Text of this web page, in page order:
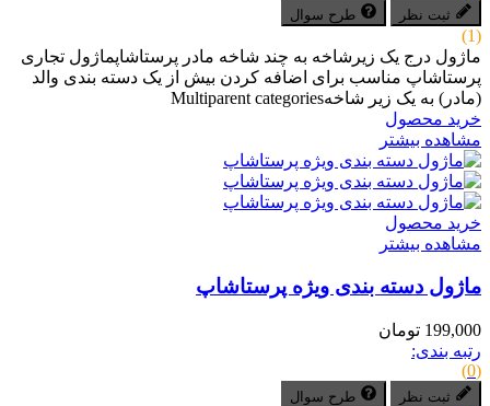
ثبت نظر طرح سوال
(1)
ماژول درج یک زیرشاخه به چند شاخه مادر پرستاشاپماژول تجاری
پرستاشاپ مناسب برای اضافه کردن بیش از یک دسته بندی والد
(مادر) به یک زیر شاخهMultiparent categories
خرید محصول
مشاهده بیشتر
خرید محصول
مشاهده بیشتر
ماژول دسته بندی ویژه پرستاشاپ
199,000 تومان
رتبه بندی:
(0)
ثبت نظر طرح سوال